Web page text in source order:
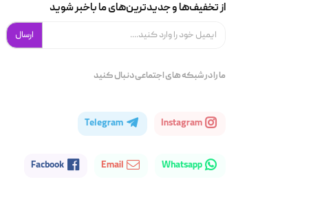
از تخفیف‌ها و جدیدترین‌های ما باخبر شوید
ارسال
ما را در شبکه های اجتماعی دنبال کنید
Instagram
Whatsapp